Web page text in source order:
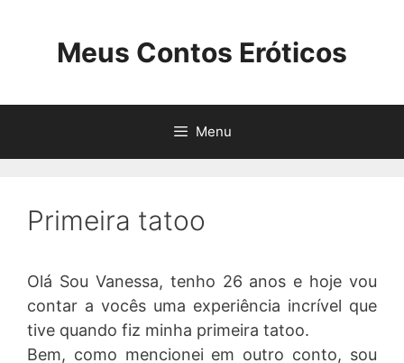
Meus Contos Eróticos
Menu
Primeira tatoo
Olá Sou Vanessa, tenho 26 anos e hoje vou
contar a vocês uma experiência incrível que
tive quando fiz minha primeira tatoo.
Bem, como mencionei em outro conto, sou